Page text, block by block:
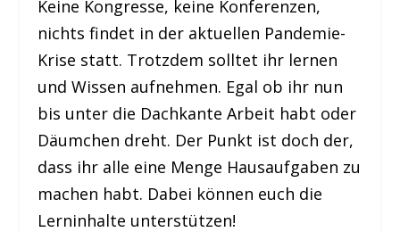
Keine Kongresse, keine Konferenzen,
nichts findet in der aktuellen Pandemie-
Krise statt. Trotzdem solltet ihr lernen
und Wissen aufnehmen. Egal ob ihr nun
bis unter die Dachkante Arbeit habt oder
Däumchen dreht. Der Punkt ist doch der,
dass ihr alle eine Menge Hausaufgaben zu
machen habt. Dabei können euch die
Lerninhalte unterstützen!